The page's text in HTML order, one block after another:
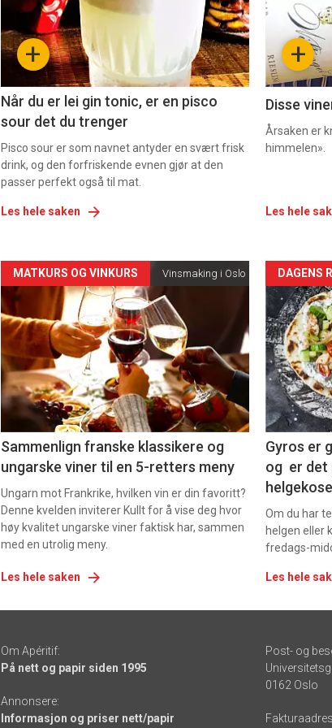
-
+
Når du er lei gin tonic, er en pisco
sour det du trenger
Pisco sour er som navnet antyder en svært frisk
drink, og den forfriskende evnen gjør at den
passer perfekt også til mat.
Les hele saken
3 +
Disse
Årsaken er
himmelen».
Les hele
Forsiden
akkurat
nå
-
5
MATKURS OG VINKURS Vinsmaking i Oslo
Sammenlign franske klassikere og
ungarske viner til en 5-retters meny
Ungarn mot Frankrike, hvilken vin er din favoritt?
Denne kvelden inviterer Kullt for å vise deg hvor
høy kvalitet ungarske viner faktisk har, sammen
med en utrolig meny.
Les hele saken
nå
-
6
DAGENS
Gyros er
og er det
Om du har
helgen eller
fredags-
Les hele
Om Apéritif:
På nett og papir siden 1995
Annonsere:
Informasjon og priser nett/papir
Post- og
0162 Oslo